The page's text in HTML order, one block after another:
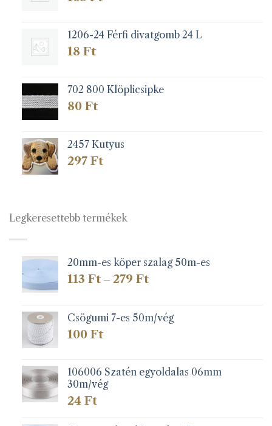
1206-24 Férfi divatgomb 24 L
18 Ft
702 800 Klöplicsipke
80 Ft
2457 Kutyus
297 Ft
Legkeresettebb termékek
20mm-es köper szalag 50m-es
113 Ft – 279 FtÁrtartomány:
279 Ft
Csögumi 7-es 50m/vég
100 Ft
106006 Szatén egyoldalas 06mm
30m/vég
24 Ft